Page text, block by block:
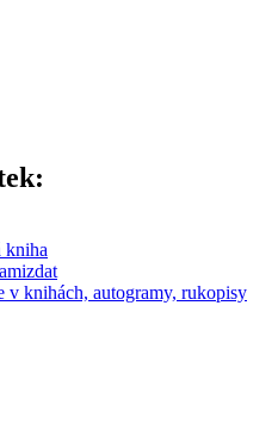
kniha
v knihách, autogramy, rukopisy